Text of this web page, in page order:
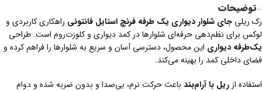
توضیحات
رک ریلی جای شلوار دیواری یک طرفه فرنچ استایل فانتونی راهکاری کاربردی و
لوکس برای نظم‌دهی حرفه‌ای شلوارها در کمد دیواری و کلوزت‌روم است. طراحی
یک‌طرفه دیواری این محصول، دسترسی آسان و سریع به شلوارها را فراهم کرده و
فضای داخلی کمد را بهینه می‌کند.
استفاده از ریل با آرام‌بند باعث حرکت نرم، بی‌صدا و بدون ضربه شده و دوام